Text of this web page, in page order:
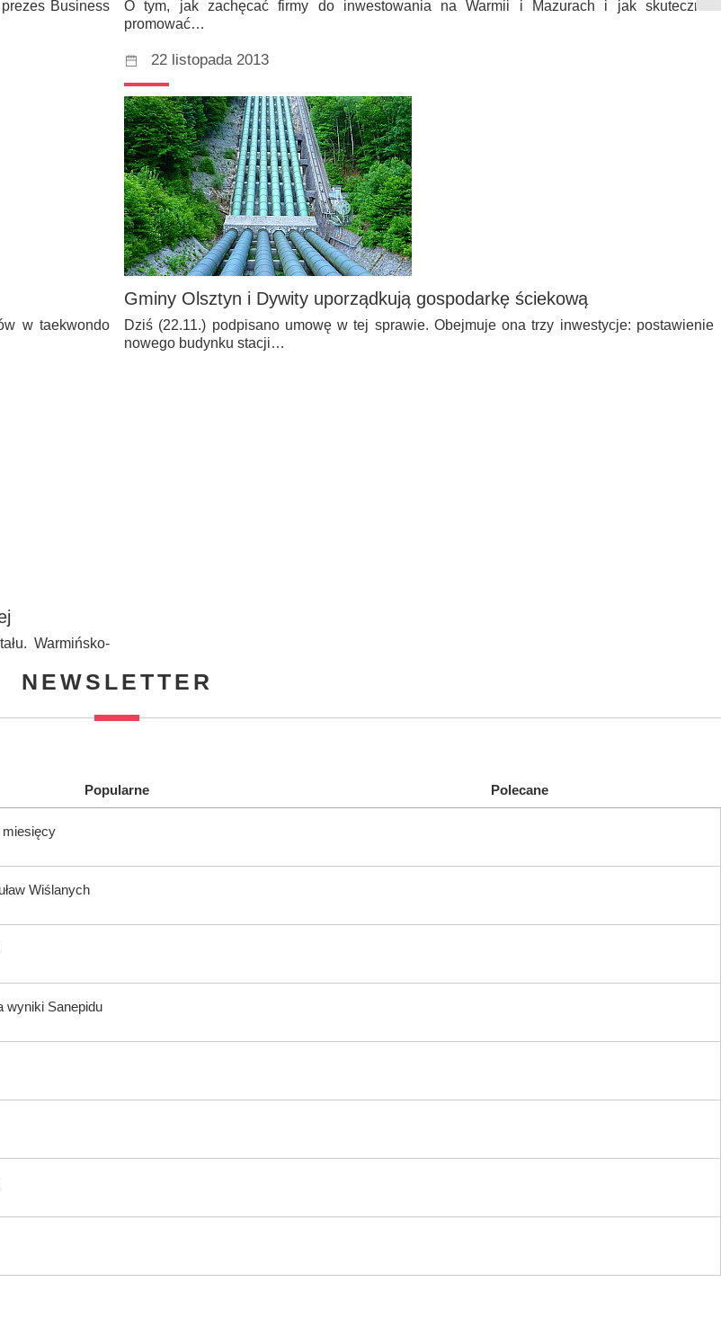
Business
O tym, jak zachęcać firmy do inwestowania na Warmii i Mazurach i jak skutecznie
promować…
w taekwondo
22 listopada 2013
Gminy Olsztyn i Dywity uporządkują gospodarkę ściekową
Dziś (22.11.) podpisano umowę w tej sprawie. Obejmuje ona trzy inwestycje: postawienie
nowego budynku stacji…
Warmińsko-
NEWSLETTER
Popularne Polecane
miesięcy
Wiślanych
wyniki Sanepidu